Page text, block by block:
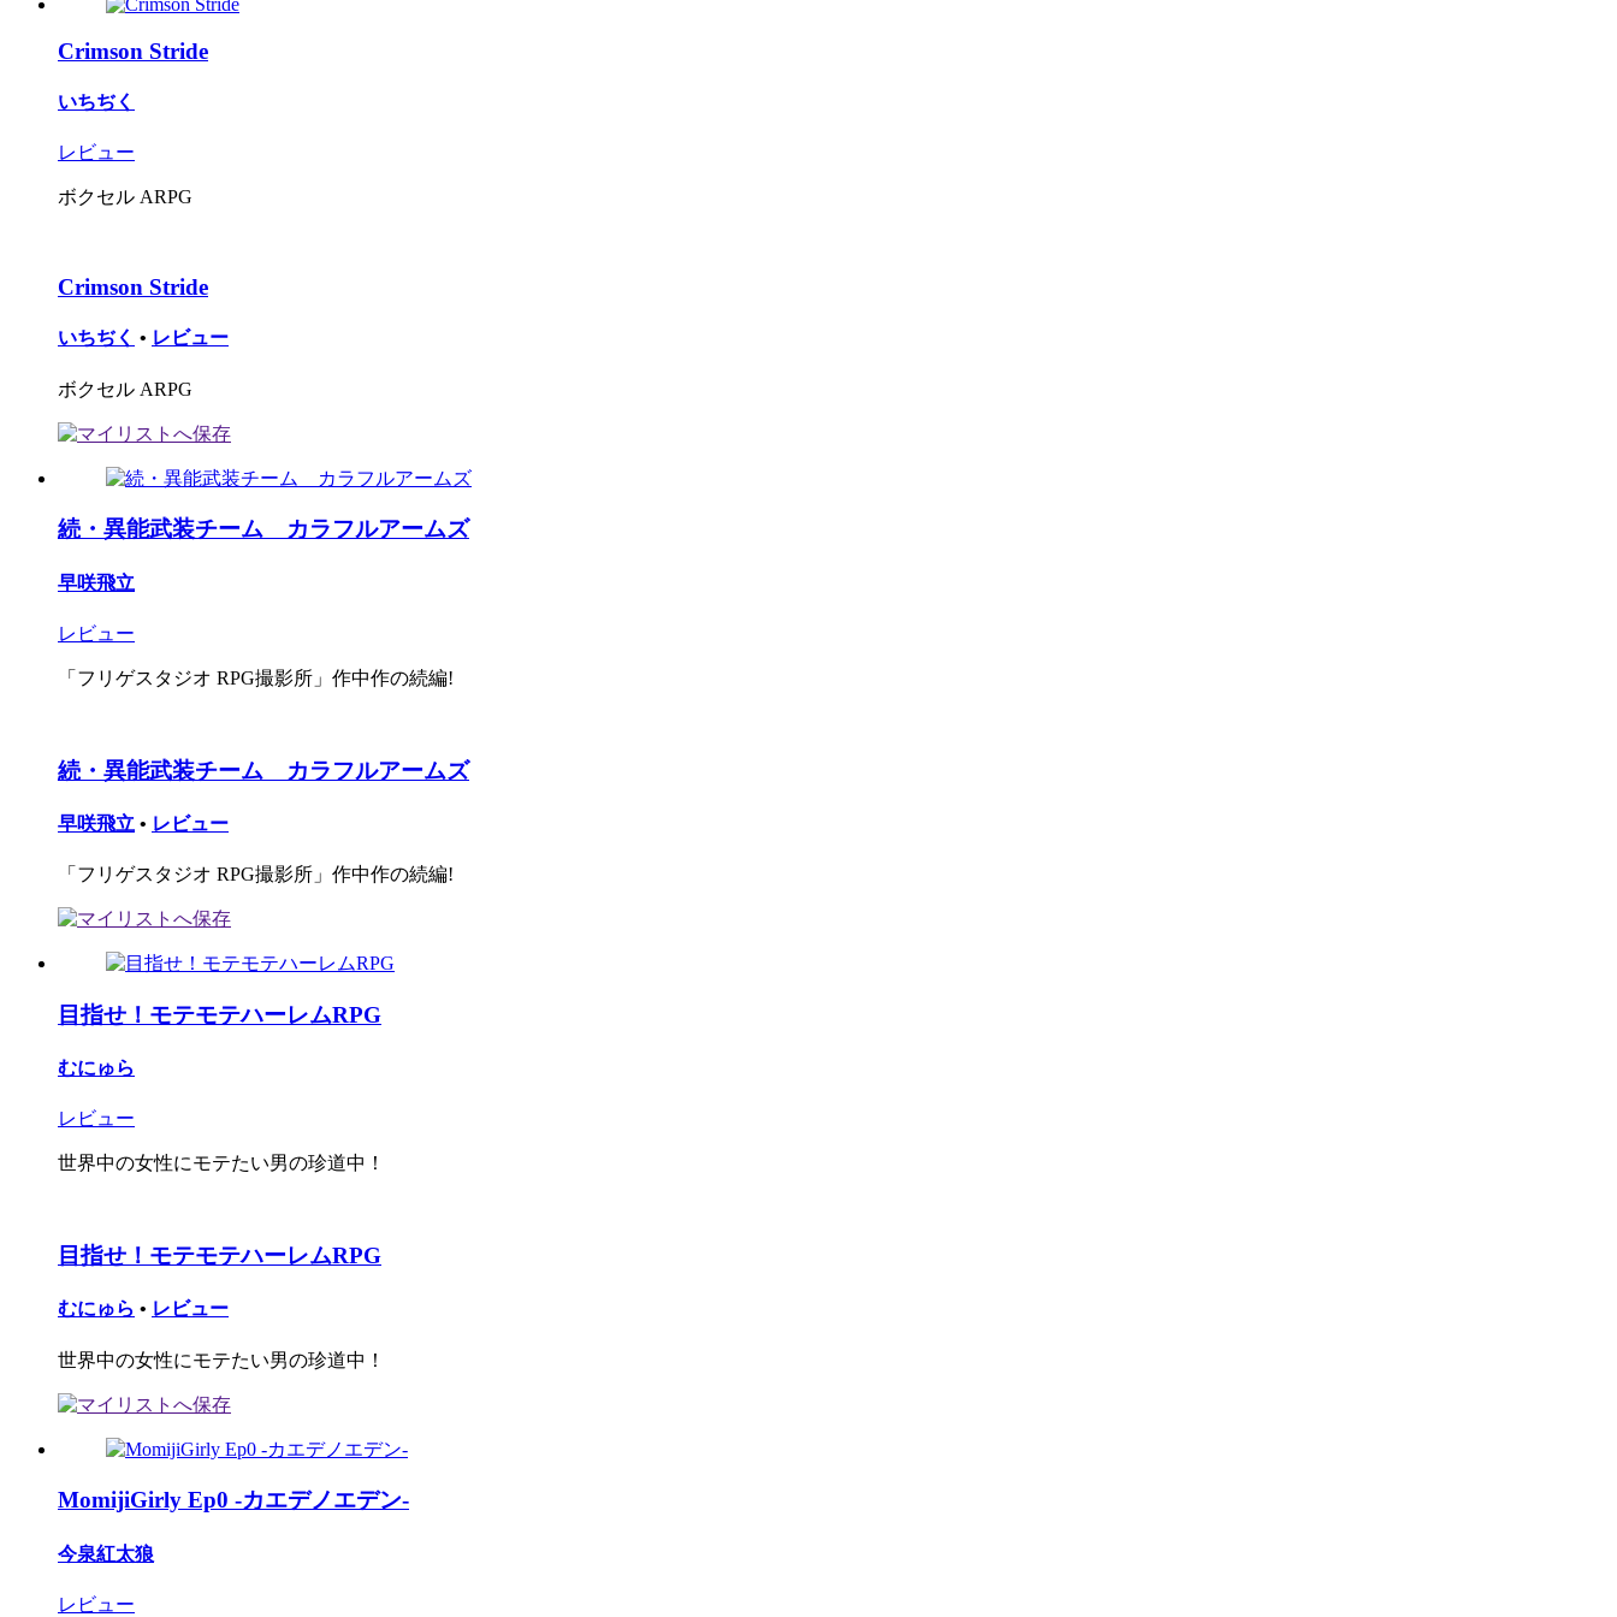
Crimson Stride
いちぢく
レビュー
ボクセル ARPG
Crimson Stride
いちぢく • レビュー
ボクセル ARPG
続・異能武装チーム カラフルアームズ
早咲飛立
レビュー
「フリゲスタジオ RPG撮影所」作中作の続編!
続・異能武装チーム カラフルアームズ
早咲飛立 • レビュー
「フリゲスタジオ RPG撮影所」作中作の続編!
目指せ！モテモテハーレムRPG
むにゅら
レビュー
世界中の女性にモテたい男の珍道中！
目指せ！モテモテハーレムRPG
むにゅら • レビュー
世界中の女性にモテたい男の珍道中！
MomijiGirly Ep0 -カエデノエデン-
今泉紅太狼
レビュー